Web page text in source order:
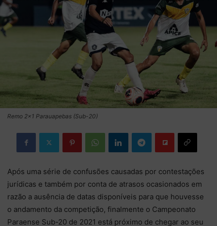
Remo 2×1 Parauapebas (Sub-20)
Após uma série de confusões causadas por contestações
jurídicas e também por conta de atrasos ocasionados em
razão a ausência de datas disponíveis para que houvesse
o andamento da competição, finalmente o Campeonato
Paraense Sub-20 de 2021 está próximo de chegar ao seu